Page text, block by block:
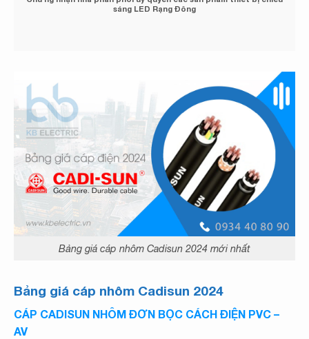
sáng LED Rạng Đông
Bảng giá cáp nhôm Cadisun 2024 mới nhất
Bảng giá cáp nhôm Cadisun 2024
CÁP CADISUN NHÔM ĐƠN BỌC CÁCH ĐIỆN PVC –
AV